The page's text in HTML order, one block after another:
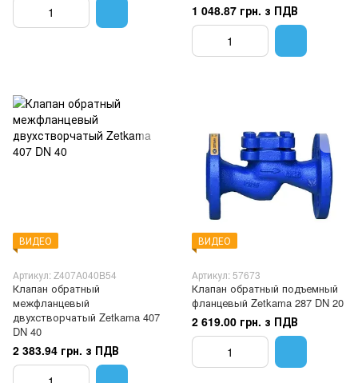
1 048.87 грн. з ПДВ
ВИДЕО
Артикул: Z407A040B54
Клапан обратный
межфланцевый
двухстворчатый Zetkama 407
DN 40
2 383.94 грн. з ПДВ
ВИДЕО
Артикул: 57673
Клапан обратный подъемный
фланцевый Zetkama 287 DN 20
2 619.00 грн. з ПДВ